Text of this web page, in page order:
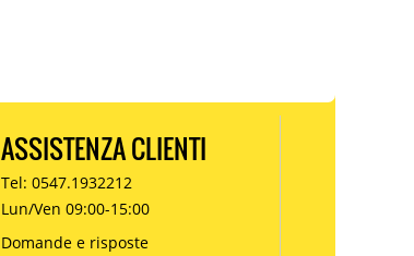
ASSISTENZA CLIENTI
Tel: 0547.1932212
Lun/Ven 09:00-15:00
Domande e risposte